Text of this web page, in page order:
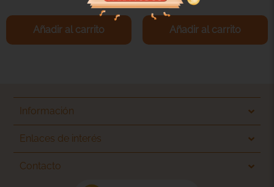
Añadir al carrito Añadir al carrito
Información
Enlaces de interés
Contacto